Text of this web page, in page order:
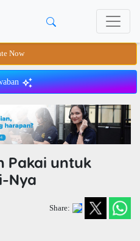
Now
Pakai untuk
Nya
Share: